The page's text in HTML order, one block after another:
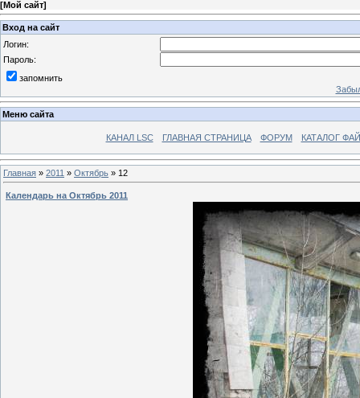
[Мой сайт]
Вход на сайт
Логин:
Пароль:
запомнить
Меню сайта
КАНАЛ LSC ГЛАВНАЯ СТРАНИЦА ФОРУМ КАТАЛОГ
Главная » 2011 » Октябрь » 12
Календарь на Октябрь 2011